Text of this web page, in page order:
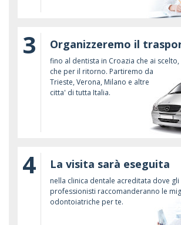
3 Organizzeremo il
fino al dentista in Croazia che ai
che per il ritorno. Partiremo da
Trieste, Verona, Milano e altre
citta' di tutta Italia.
4 La visita sarà eseguita
nella clinica dentale acreditata dove
professionisti raccomanderanno le
odontoiatriche per te.